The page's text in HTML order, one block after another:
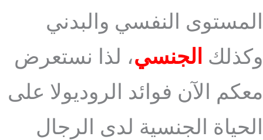
المستوى النفسي والبدني
وكذلك الجنسي، لذا نستعرض
معكم الآن فوائد الروديولا على
الحياة الجنسية لدى الرجال